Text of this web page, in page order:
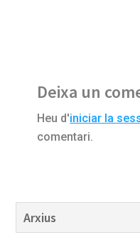
Interactions
Deixa un
Heu d'iniciar la
comentari.
Barra
Arxius